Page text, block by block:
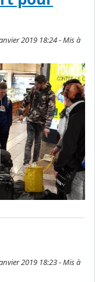
2019 18:24 - Mis à
2019 18:23 - Mis à